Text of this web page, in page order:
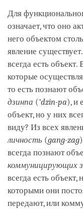
Для
означает, что оно
него объектом
явление
всегда есть объект.
которые
то есть познают
дзинпа (’dzin-pa), и
объект, но у них
виду? Из всех
личность (gang-zag
всегда познают
коммуницирующих
всегда есть
которыми они
передают, или